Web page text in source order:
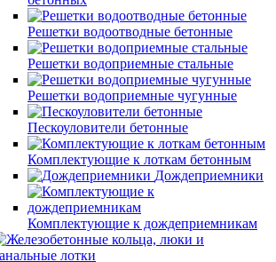
Решетки водоотводные бетонные
Решетки водоприемные стальные
Решетки водоприемные чугунные
Пескоуловители бетонные
Комплектующие к лоткам бетонным
Дождеприемники
Комплектующие к дождеприемникам